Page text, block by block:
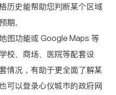
历史能帮助您判断某个区域
期。
图功能或 Google Maps 等
校、商场、医院等配套设
情况，有助于更全面了解某
可以登录心仪城市的政府网